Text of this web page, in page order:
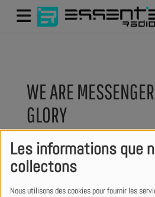
Les informations que
collectons
Nous utilisons des cookies pour fournir les
WE ARE
GLORY